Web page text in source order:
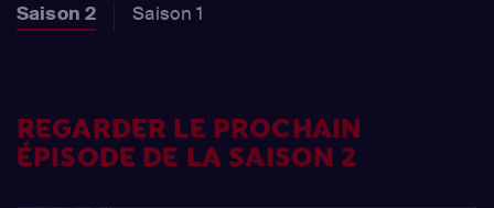
Saison 2 Saison 1
REGARDER LE PROCHAIN
ÉPISODE DE LA SAISON 2